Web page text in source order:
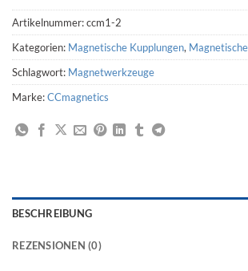
Artikelnummer:ccm1-2
Kategorien: Magnetische Kupplungen,
Schlagwort: Magnetwerkzeuge
Marke:CCmagnetics
BESCHREIBUNG
REZENSIONEN (0)